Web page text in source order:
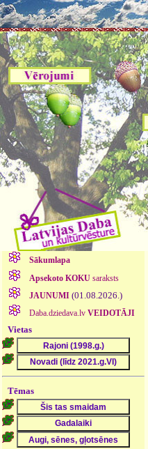
Sākumlapa
Apsekoto KOKUsaraksts
JAUNUMI (01.08.2026.)
Daba.dziedava.lv VEIDOTĀJI
Vietas
Tēmas